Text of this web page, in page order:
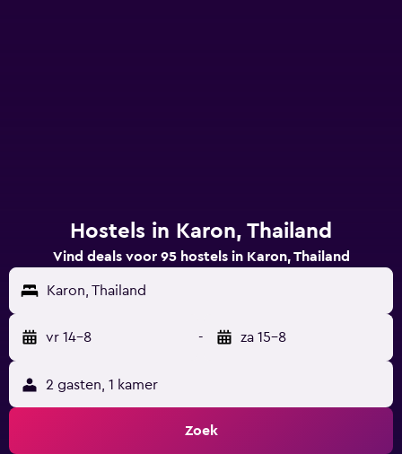
Hostels in Karon, Thailand
Vind deals voor 95 hostels in Karon, Thailand
Karon, Thailand
vr 14-8 - za 15-8
2 gasten, 1 kamer
Zoek